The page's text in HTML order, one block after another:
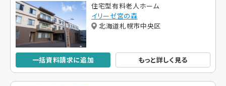
住宅型有料老人ホーム
イリーゼ宮の森
北海道札幌市中央区
一括資料請求に追加 もっと詳しく見る